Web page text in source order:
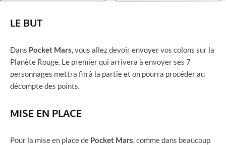
LE BUT
Dans Pocket Mars, vous allez devoir envoyer vos colons sur la
Planète Rouge. Le premier qui arrivera à envoyer ses 7
personnages mettra fin à la partie et on pourra procéder au
décompte des points.
MISE EN PLACE
Pour la mise en place de Pocket Mars, comme dans beaucoup